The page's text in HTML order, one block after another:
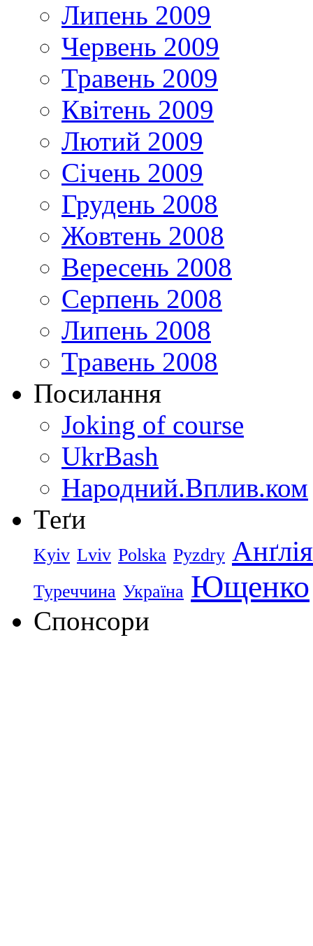
Липень 2009
Червень 2009
Травень 2009
Квітень 2009
Лютий 2009
Січень 2009
Грудень 2008
Жовтень 2008
Вересень 2008
Серпень 2008
Липень 2008
Травень 2008
Посилання
Joking of course
UkrBash
Народний.Вплив.ком
Теґи
Kyiv Lviv Polska Pyzdry Анґлія
Туреччина Україна Ющенко
Спонсори